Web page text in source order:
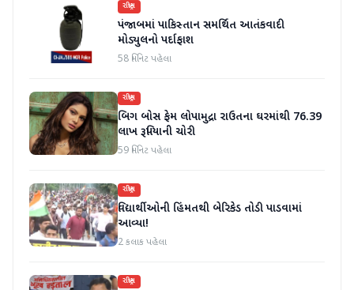
રાષ્ટ્રીય
પંજાબમાં પાકિસ્તાન સમર્થિત આતંકવાદી
મોડ્યુલનો પર્દાફાશ
58 મિનિટ પહેલા
રાષ્ટ્રીય
બિગ બોસ ફેમ લોપામુદ્રા રાઉતના ઘરમાંથી 76.39
લાખ રૂપિયાની ચોરી
59 મિનિટ પહેલા
રાષ્ટ્રીય
વિદ્યાર્થીઓની હિંમતથી બેરિકેડ તોડી પાડવામાં
આવ્યા!
2 કલાક પહેલા
રાષ્ટ્રીય